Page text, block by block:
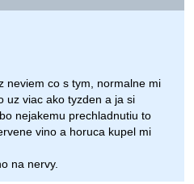
neviem co s tym, normalne mi
uz viac ako tyzden a ja si
nejakemu prechladnutiu to
vino a horuca kupel mi
na nervy.